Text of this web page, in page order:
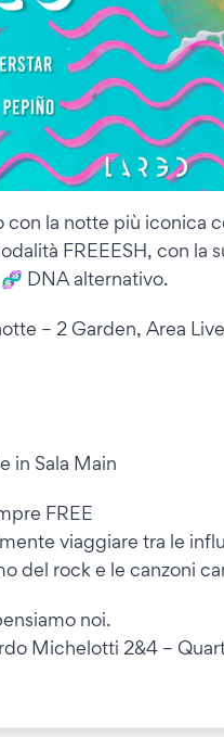
la notte più iconica
FREEESH, con la
DNA alternativo.
– 2 Garden, Area
in Sala Main
FREE
viaggiare tra le
del rock e le canzoni
noi.
Michelotti 2&4 –